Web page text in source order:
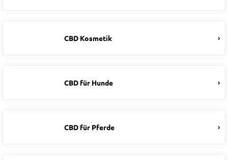
CBD Kosmetik
CBD für Hunde
CBD für Pferde